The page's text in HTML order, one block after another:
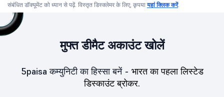
संबंधित डॉक्यूमेंट को ध्यान से पढ़ें. विस्तृत डिस्क्लेमर के लिए, कृपयायहां क्लिक करें.
मुफ्त डीमैट अकाउंट खोलें
5paisa कम्युनिटी का हिस्सा बनें - भारत का पहला लिस्टेड
डिस्काउंट ब्रोकर.